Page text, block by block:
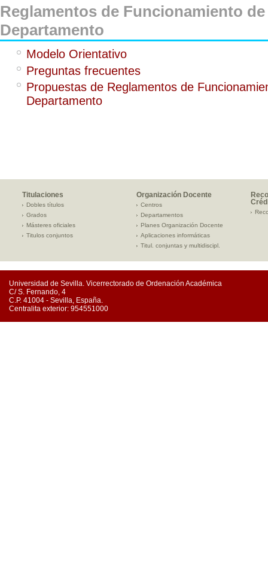
Reglamentos de Funcionamiento
Departamento
Modelo Orientativo
Preguntas frecuentes
Propuestas de Reglamentos de
Departamento
Titulaciones
Dobles títulos
Grados
Másteres oficiales
Titulos conjuntos
Organización Docente
Centros
Departamentos
Planes Organización Docente
Aplicaciones informáticas
Titul. conjuntas y multidiscipl.
Universidad de Sevilla. Vicerrectorado de Ordenación Académica
C/ S. Fernando, 4
C.P. 41004 - Sevilla, España.
Centralita exterior: 954551000